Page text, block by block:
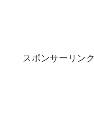
スポンサーリンク